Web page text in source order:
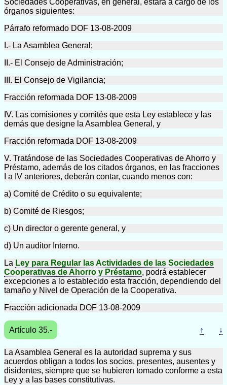
Sociedades Cooperativas, en general, estará a cargo de los
órganos siguientes:
Párrafo reformado DOF 13-08-2009
I.- La Asamblea General;
II.- El Consejo de Administración;
III. El Consejo de Vigilancia;
Fracción reformada DOF 13-08-2009
IV. Las comisiones y comités que esta Ley establece y las
demás que designe la Asamblea General, y
Fracción reformada DOF 13-08-2009
V. Tratándose de las Sociedades Cooperativas de Ahorro y
Préstamo, además de los citados órganos, en las fracciones
I a IV anteriores, deberán contar, cuando menos con:
a) Comité de Crédito o su equivalente;
b) Comité de Riesgos;
c) Un director o gerente general, y
d) Un auditor Interno.
La Ley para Regular las Actividades de las Sociedades
Cooperativas de Ahorro y Préstamo, podrá establecer
excepciones a lo establecido esta fracción, dependiendo del
tamaño y Nivel de Operación de la Cooperativa.
Fracción adicionada DOF 13-08-2009
Artículo 35.- ↑ ↓
La Asamblea General es la autoridad suprema y sus
acuerdos obligan a todos los socios, presentes, ausentes y
disidentes, siempre que se hubieren tomado conforme a esta
Ley y a las bases constitutivas.